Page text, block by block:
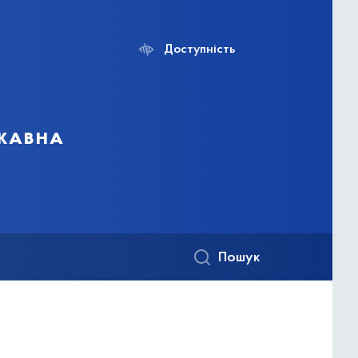
Доступність
Пошук